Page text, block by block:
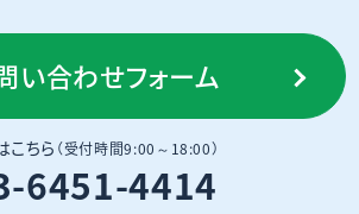
い合わせフォーム
こちら （受付時間9:00～18:00）
6451-4414